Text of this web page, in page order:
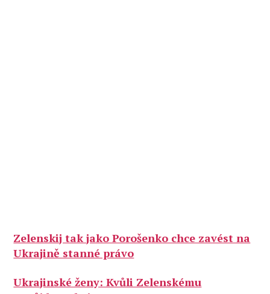
Zelenskij tak jako Porošenko chce zavést na
Ukrajině stanné právo
Ukrajinské ženy: Kvůli Zelenskému